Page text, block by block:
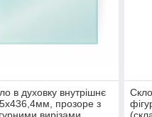
в духовку внутрішнє
прозоре з
вирізами